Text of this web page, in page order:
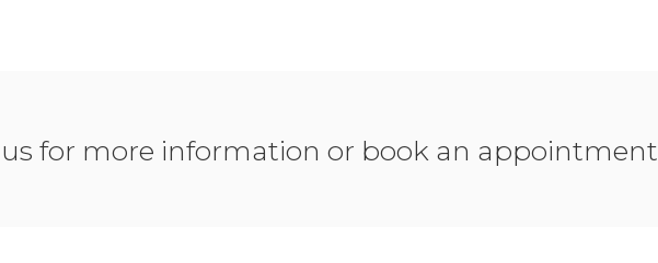
for more information or book an appointment